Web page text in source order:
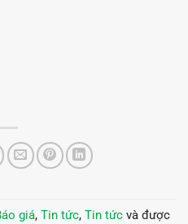
giá, Tin tức, Tin tức và được